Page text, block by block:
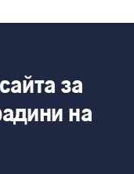
и
работейки
по-
безопасно
за
на